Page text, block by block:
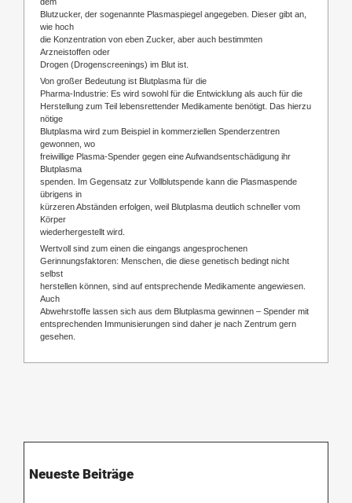
Blutzucker, der sogenannte Plasmaspiegel angegeben. Dieser gibt an,
wie hoch
die Konzentration von eben Zucker, aber auch bestimmten
Arzneistoffen oder
Drogen (Drogenscreenings) im Blut ist.
Von großer Bedeutung ist Blutplasma für die
Pharma-Industrie: Es wird sowohl für die Entwicklung als auch für die
Herstellung zum Teil lebensrettender Medikamente benötigt. Das hierzu
nötige
Blutplasma wird zum Beispiel in kommerziellen Spenderzentren
gewonnen, wo
freiwillige Plasma-Spender gegen eine Aufwandsentschädigung ihr
Blutplasma
spenden. Im Gegensatz zur Vollblutspende kann die Plasmaspende
übrigens in
kürzeren Abständen erfolgen, weil Blutplasma deutlich schneller vom
Körper
wiederhergestellt wird.
Wertvoll sind zum einen die eingangs angesprochenen
Gerinnungsfaktoren: Menschen, die diese genetisch bedingt nicht
selbst
herstellen können, sind auf entsprechende Medikamente angewiesen.
Auch
Abwehrstoffe lassen sich aus dem Blutplasma gewinnen – Spender mit
entsprechenden Immunisierungen sind daher je nach Zentrum gern
gesehen.
Neueste Beiträge